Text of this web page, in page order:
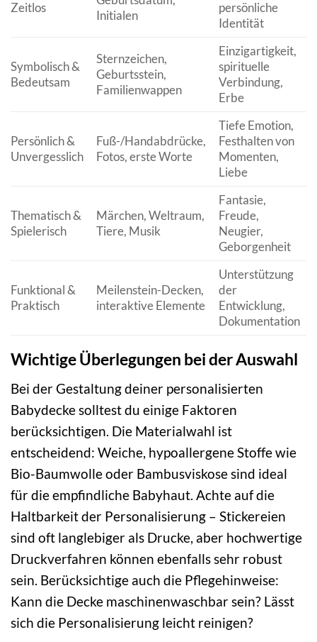
Zeitlos
Initialen
persönliche
Identität
Symbolisch &
Bedeutsam
Sternzeichen,
Geburtsstein,
Familienwappen
Einzigartigkeit,
spirituelle
Verbindung,
Erbe
Persönlich &
Unvergesslich
Fuß-/Handabdrücke,
Fotos, erste Worte
Tiefe Emotion,
Festhalten von
Momenten,
Liebe
Thematisch &
Spielerisch
Märchen, Weltraum,
Tiere, Musik
Fantasie,
Freude,
Neugier,
Geborgenheit
Funktional &
Praktisch
Meilenstein-Decken,
interaktive Elemente
Unterstützung
der
Entwicklung,
Dokumentation
Wichtige Überlegungen bei der Auswahl
Bei der Gestaltung deiner personalisierten
Babydecke solltest du einige Faktoren
berücksichtigen. Die Materialwahl ist
entscheidend: Weiche, hypoallergene Stoffe wie
Bio-Baumwolle oder Bambusviskose sind ideal
für die empfindliche Babyhaut. Achte auf die
Haltbarkeit der Personalisierung – Stickereien
sind oft langlebiger als Drucke, aber hochwertige
Druckverfahren können ebenfalls sehr robust
sein. Berücksichtige auch die Pflegehinweise:
Kann die Decke maschinenwaschbar sein? Lässt
sich die Personalisierung leicht reinigen?